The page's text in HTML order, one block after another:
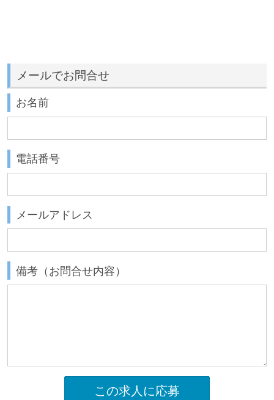
メールでお問合せ
お名前
電話番号
メールアドレス
備考（お問合せ内容）
この求人に応募